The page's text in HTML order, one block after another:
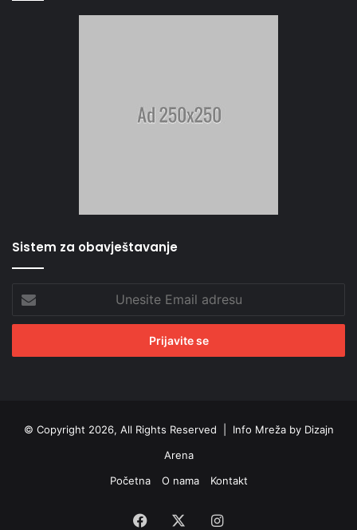
Sistem za obavještavanje
Unesite
Email
adresu
© Copyright 2026, All Rights Reserved | Info Mreža by Dizajn
Arena
Početna
O nama Kontakt
Facebook Instagram